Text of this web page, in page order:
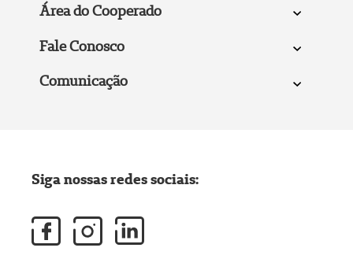
Área do Cooperado
Fale Conosco
Comunicação
Siga nossas redes sociais: